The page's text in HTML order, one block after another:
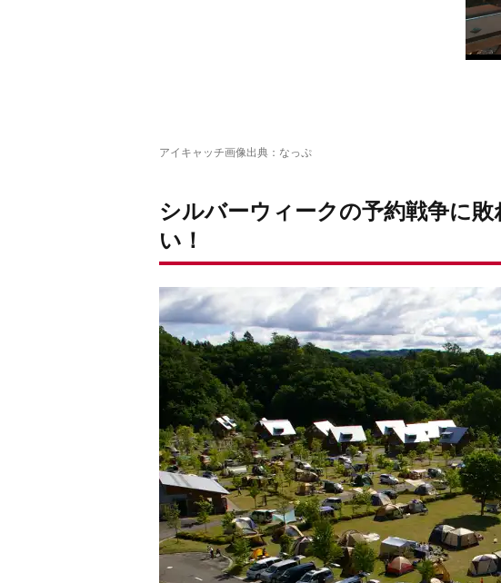
アイキャッチ画像出典： なっぷ
シルバーウィークの予約戦争に
い！